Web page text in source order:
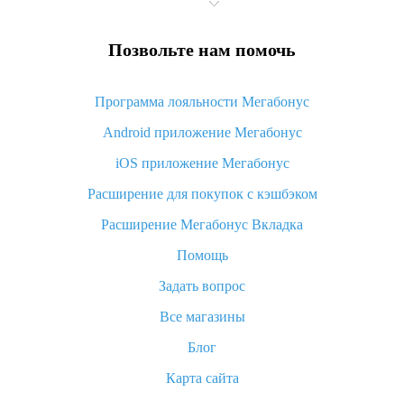
Что значит статус «Заказ закрыт» на Алиэкспресс и что
Что делать, если Алиэкспресс просит ввести паспортные
Как узнать, куда пришла посылка с Алиэкспресс
Вы отменили заказ на Алиэкспресс, когда вернут деньги?
Что такое баллы на Алиэкспресс, как их получить и
«AliExpress Standard Shipping»: что это за метод доставки и
как его отслеживать
Как покупать оптом на Алиэкспресс
Что делать, если не пришел товар с Алиэкспресс
возврата денег
Позвольте нам помочь
Программа лояльности Мегабонус
Android приложение Мегабонус
iOS приложение Мегабонус
Расширение для покупок с кэшбэком
Расширение Мегабонус Вкладка
Помощь
Задать вопрос
Все магазины
Блог
Карта сайта